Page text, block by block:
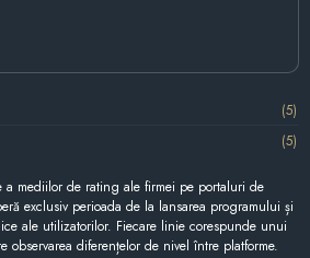
(5)
(5)
a mediilor de rating ale firmei pe portaluri de
exclusiv perioada de la lansarea programului și
ale utilizatorilor. Fiecare linie corespunde unui
observarea diferențelor de nivel între platforme.